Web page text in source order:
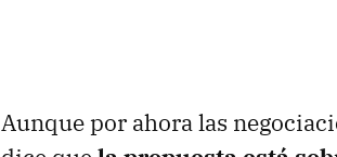
Aunque por ahora las